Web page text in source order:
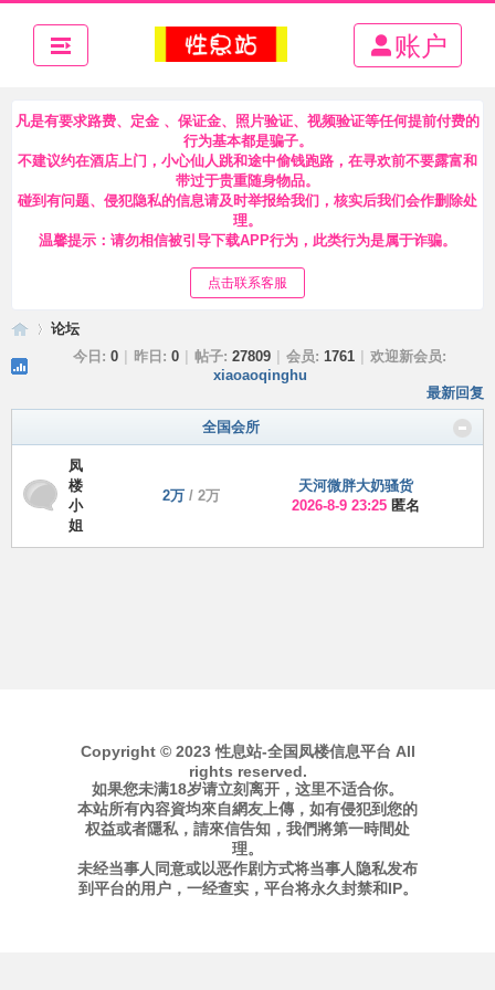
账户
凡是有要求路费、定金 、保证金、照片验证、视频验证等任何提前付费的
行为基本都是骗子。
不建议约在酒店上门，小心仙人跳和途中偷钱跑路，在寻欢前不要露富和
带过于贵重随身物品。
碰到有问题、侵犯隐私的信息请及时举报给我们，核实后我们会作删除处
理。
温馨提示：请勿相信被引导下载APP行为，此类行为是属于诈骗。
点击联系客服
论坛
今日: 0 昨日: 0 帖子: 27809 会员: 1761
欢迎新会员:
xiaoaoqinghu
最新回复
全国会所
凤
楼
小
姐
2万 / 2万
天河微胖大奶骚货
2026-8-9 23:25 匿名
Copyright © 2023 性息站-全国凤楼信息平台 All
rights reserved.
如果您未满18岁请立刻离开，这里不适合你。
本站所有內容資均來自網友上傳，如有侵犯到您的
权益或者隱私，請來信告知，我們將第一時間处
理。
未经当事人同意或以恶作剧方式将当事人隐私发布
到平台的用户，一经查实，平台将永久封禁和IP。